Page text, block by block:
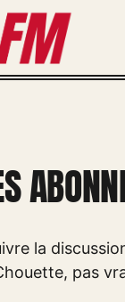
la
pas